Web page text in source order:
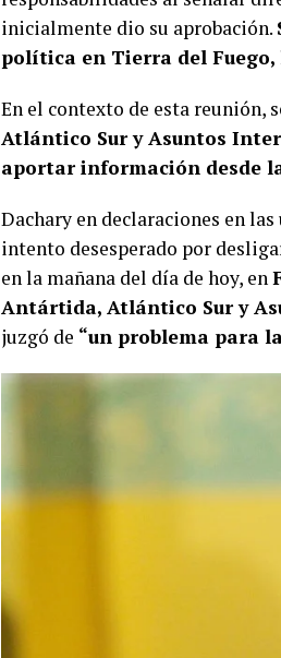
inicialmente dio su aprobación.
política en Tierra del
En el contexto de esta reunión,
Atlántico Sur y Asuntos
aportar información desde
Dachary en declaraciones en
intento desesperado por
en la mañana del día de hoy, en
Antártida, Atlántico Sur y
juzgó de “un problema para